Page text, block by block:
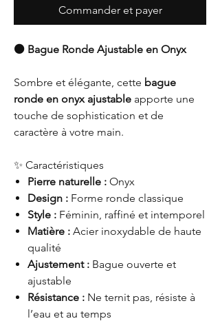
Commander et payer
⚫ Bague Ronde Ajustable en Onyx
Sombre et élégante, cette bague
ronde en onyx ajustable apporte une
touche de sophistication et de
caractère à votre main.
✨ Caractéristiques
Pierre naturelle : Onyx
Design : Forme ronde classique
Style : Féminin, raffiné et intemporel
Matière : Acier inoxydable de haute
qualité
Ajustement : Bague ouverte et
ajustable
Résistance : Ne ternit pas, résiste à
l’eau et au temps